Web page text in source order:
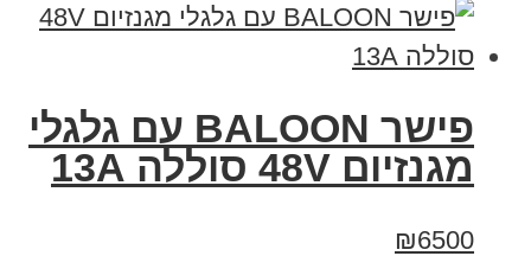
פישר BALOON עם גלגלי
מגנזיום 48V סוללה 13A
₪6500